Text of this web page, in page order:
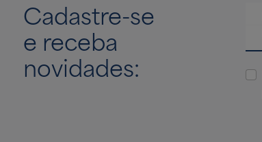
Cadastre-se
e receba
novidades: